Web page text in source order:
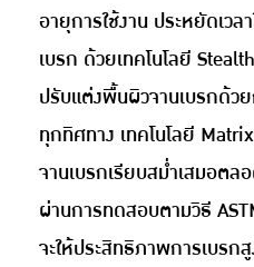
อายุการใช้งาน ประหยัดเว
เบรก ด้วยเทคโนโลยี
ปรับแต่งพื้นผิวจานเบรกด้ว
ทุกทิศทาง เทคโนโลยี
จานเบรกเรียบสม่ำเสมอต
ผ่านการทดสอบตามวิธี
จะให้ประสิทธิภาพการเบรก